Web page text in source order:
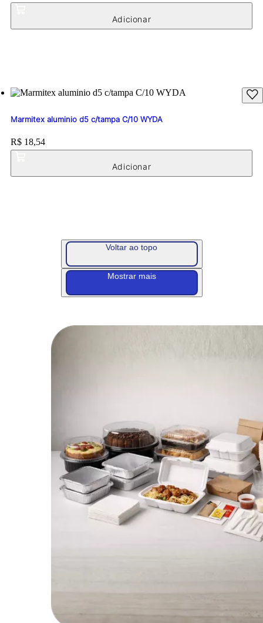
Marmitex aluminio d5 c/tampa C/10 WYDA
Price:
R$ 18,54
Voltar ao topo
Mostrar mais